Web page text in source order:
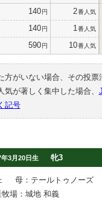
140円 2番人気
140円 1 番人気
590円 10番人気
方がいない場合、その投
が著しく集中した場合、
記号
年3月20日生 牝3
母：テールトゥノーズ
牧場：城地 和義